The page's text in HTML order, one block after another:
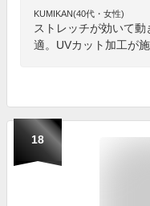
KUMIKAN(40代・女性)
ストレッチが効いて
適。UVカット加工が
18